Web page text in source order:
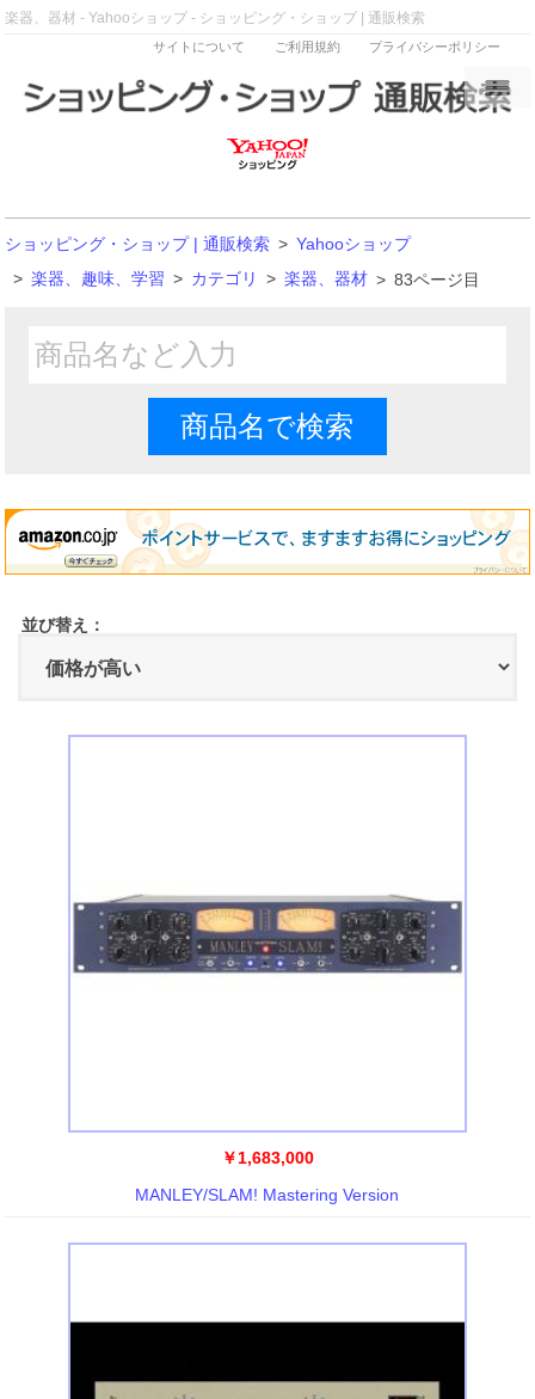
楽器、器材 - Yahooショップ - ショッピング・ショップ | 通販検索
サイトについて ご利用規約 プライバシーポリシー
ショッピング・ショップ | 通販検索 > Yahooショップ
> 楽器、趣味、学習 > カテゴリ > 楽器、器材 > 83ページ目
並び替え：
￥1,683,000
MANLEY/SLAM! Mastering Version